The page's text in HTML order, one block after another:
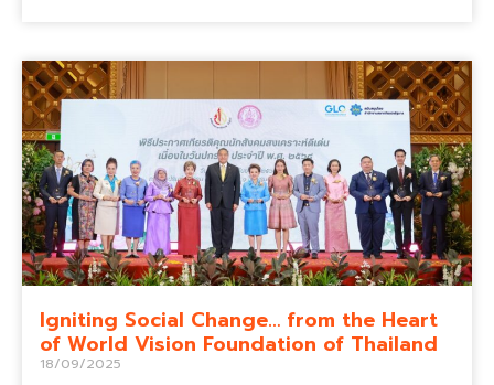
Igniting Social Change… from the Heart
of World Vision Foundation of Thailand
18/09/2025